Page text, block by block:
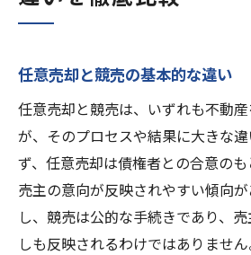
任意売却と競売の基本的な違い
任意売却と競売は、いずれも不動
が、そのプロセスや結果に大きな
ず、任意売却は債権者との合意のも
売主の意向が反映されやすい傾向
し、競売は公的な手続きであり、
しも反映されるわけではありませ